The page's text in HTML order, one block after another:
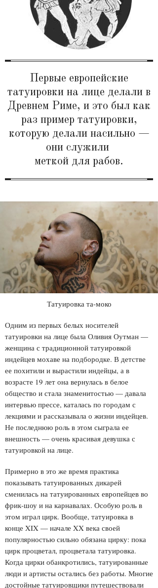
Первые европейские
татуировки на лице делали в
Древнем Риме, и это был как
раз пример татуировки,
которую делали насильно —
они служили
меткой для рабов.
Татуировка та-моко
Одним из первых белых носителей
татуировки на лице была Оливия Оутман —
женщина с традиционной татуировкой
индейцев мохаве на подбородке. В детстве
ее похитили и вырастили индейцы, а в
возрасте 19 лет она вернулась в белое
общество и стала знаменитостью — давала
интервью прессе, каталась по городам с
лекциями и рассказывала о жизни индейцев.
Не последнюю роль в этом сыграла ее
внешность — очень красивая девушка с
татуировкой на лице.
Примерно в это же время практика
показывать татуированных дикарей
сменилась на татуированных европейцев во
фрик-шоу и на карнавалах. Особую роль в
этом играл цирк. Вообще, татуировка в
конце XIX — начале XX века своей
популярностью сильно обязана цирку: пока
цирк процветал, процветала татуировка.
Когда цирки обанкротились, татуированные
люди и артисты остались без работы. Многие
достойные татуировщики путешествовали